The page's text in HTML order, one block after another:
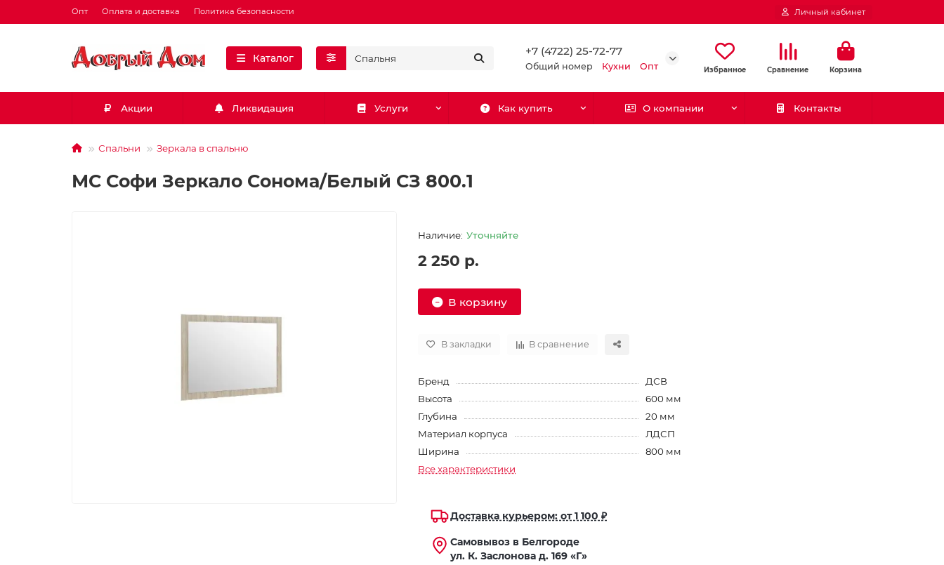
Опт Оплата и доставка Политика безопасности Личный кабинет
Каталог
+7 (4722) 25-72-77
Общий номер Кухни Опт Избранное Сравнение Корзина
Акции Ликвидация Услуги Как купить О компании Контакты
Спальни Зеркала в спальню
МС Софи Зеркало Сонома/Белый СЗ 800.1
Уточняйте
2 250 р.
В корзину
В закладки В сравнение
Бренд
ДСВ
Высота
600 мм
Глубина
20 мм
Материал корпуса
ЛДСП
Ширина
800 мм
Все характеристики
Доставка курьером: от 1 100 ₽
Самовывоз в Белгороде
ул. К. Заслонова д. 169 «Г»